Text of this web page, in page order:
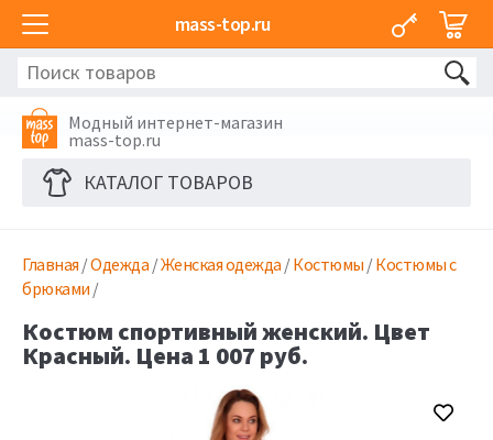
mass-top.ru
Модный интернет-магазин
mass-top.ru
КАТАЛОГ ТОВАРОВ
Главная /Одежда /Женская одежда /Костюмы /Костюмы с
брюками /
Костюм спортивный женский. Цвет
Красный. Цена 1 007 руб.